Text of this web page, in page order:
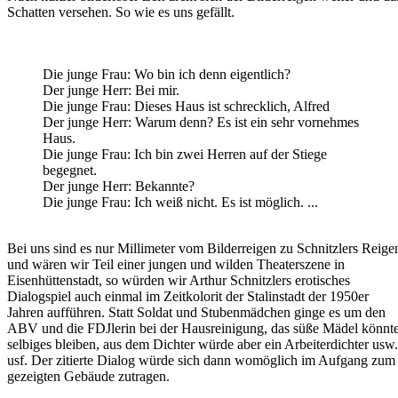
Schatten versehen. So wie es uns gefällt.
Die junge Frau: Wo bin ich denn eigentlich?
Der junge Herr: Bei mir.
Die junge Frau: Dieses Haus ist schrecklich, Alfred
Der junge Herr: Warum denn? Es ist ein sehr vornehmes
Haus.
Die junge Frau: Ich bin zwei Herren auf der Stiege
begegnet.
Der junge Herr: Bekannte?
Die junge Frau: Ich weiß nicht. Es ist möglich. ...
Bei uns sind es nur Millimeter vom Bilderreigen zu Schnitzlers
und wären wir Teil einer jungen und wilden Theaterszene in
Eisenhüttenstadt, so würden wir Arthur Schnitzlers erotisches
Dialogspiel auch einmal im Zeitkolorit der Stalinstadt der 1950er
Jahren aufführen. Statt Soldat und Stubenmädchen ginge es um den
ABV und die FDJlerin bei der Hausreinigung, das süße Mädel
selbiges bleiben, aus dem Dichter würde aber ein Arbeiterdichter usw.
usf. Der zitierte Dialog würde sich dann womöglich im Aufgang zum
gezeigten Gebäude zutragen.